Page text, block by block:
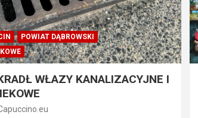
POWIAT DĄBROWSKI
WŁAZY KANALIZACYJNE I